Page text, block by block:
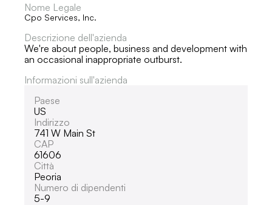
Nome Legale
Cpo Services, Inc.
Descrizione dell'azienda
We're about people, business and development with
an occasional inappropriate outburst.
Informazioni sull'azienda
Paese
US
Indirizzo
741 W Main St
CAP
61606
Città
Peoria
Numero di dipendenti
5-9